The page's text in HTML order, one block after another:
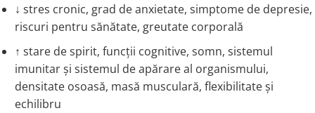
GABA
L-Dopa
Lecitina
Melatonina
Tirozina
MINERALE
Boswellia
Ghimbir (Ginger)
Bromelaina
INFECTII URINARE
Merisoare (Cranberry)
D-Mannose
Inozitol (Vitamina B8)
Inulina
Iod (Kelp)
Iarba Tapului (Horny Goat)
Indole-3-Carbinol
K
↓ stres cronic, grad de anxietate, simptome de depresie,
riscuri pentru sănătate, greutate corporală
↑ stare de spirit, funcții cognitive, somn, sistemul
imunitar și sistemul de apărare al organismului,
densitate osoasă, masă musculară, flexibilitate și
echilibru